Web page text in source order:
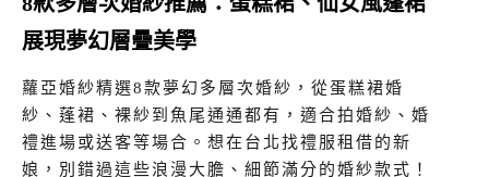
展現夢幻層疊美學
蘿亞婚紗精選8款夢幻多層次婚紗，從蛋糕裙婚
紗、蓬裙、裸紗到魚尾通通都有，適合拍婚紗、婚
禮進場或送客等場合。想在台北找禮服租借的新
娘，別錯過這些浪漫大膽、細節滿分的婚紗款式！